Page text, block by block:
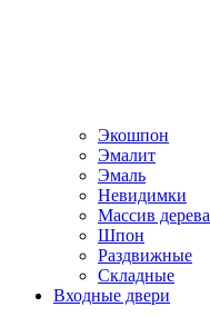
Экошпон
Эмалит
Эмаль
Невидимки
Массив дерева
Шпон
Раздвижные
Складные
Входные двери